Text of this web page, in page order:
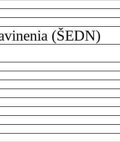
(ŠEDN)